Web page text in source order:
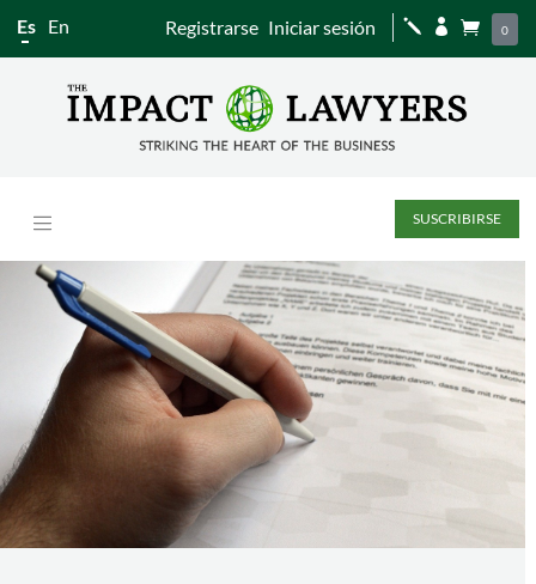
Es En Registrarse Iniciar sesión j   0
SUSCRIBIRSE